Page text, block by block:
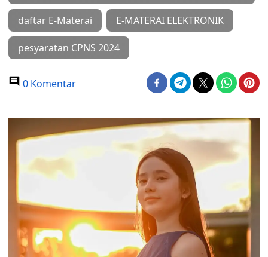
daftar E-Materai E-MATERAI ELEKTRONIK
pesyaratan CPNS 2024
0 Komentar